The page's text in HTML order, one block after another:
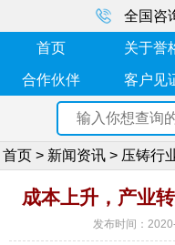
全国咨
首页 关于誉
合作伙伴 客户见
首页 > 新闻资讯 > 压铸行
成本上升，产业
发布时间：